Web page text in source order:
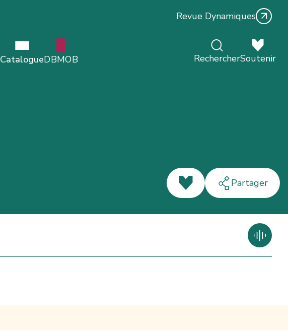
Revue Dynamiques
CatalogueDBMOB RechercherSoutenir
J'aime Partager